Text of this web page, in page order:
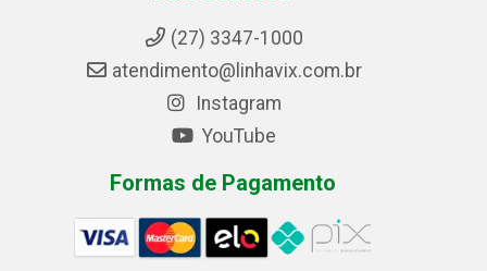
(27) 3347-1000
atendimento@linhavix.com.br
Instagram
YouTube
Formas de Pagamento